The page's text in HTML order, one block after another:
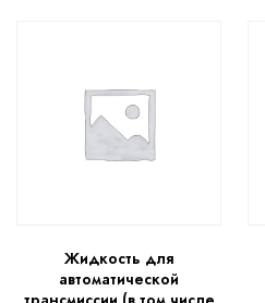
Жидкость для
автоматической